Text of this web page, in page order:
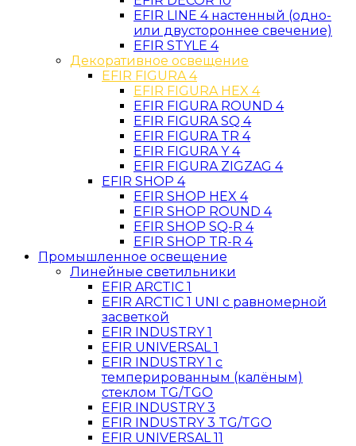
EFIR LINE 4 настенный (одно-
или двустороннее свечение)
EFIR STYLE 4
Декоративное освещение
EFIR FIGURA 4
EFIR FIGURA HEX 4
EFIR FIGURA ROUND 4
EFIR FIGURA SQ 4
EFIR FIGURA TR 4
EFIR FIGURA Y 4
EFIR FIGURA ZIGZAG 4
EFIR SHOP 4
EFIR SHOP HEX 4
EFIR SHOP ROUND 4
EFIR SHOP SQ-R 4
EFIR SHOP TR-R 4
Промышленное освещение
Линейные светильники
EFIR ARCTIC 1
EFIR ARCTIC 1 UNI c равномерной
засветкой
EFIR INDUSTRY 1
EFIR UNIVERSAL 1
EFIR INDUSTRY 1 c
темперированным (калёным)
стеклом TG/TGO
EFIR INDUSTRY 3
EFIR INDUSTRY 3 TG/TGO
EFIR UNIVERSAL 11